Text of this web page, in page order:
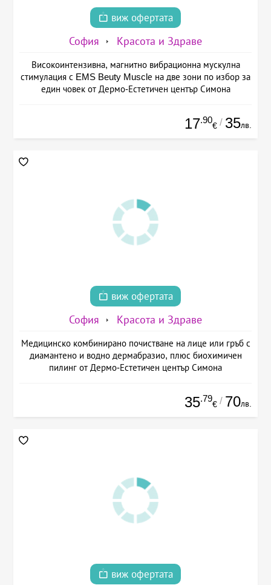
виж офертата
София Красота и Здраве
Високоинтензивна, магнитно вибрационна мускулна
стимулация с EMS Beuty Musclе на две зони по избор за
един човек от Дермо-Естетичен център Симона
17.90
€ / 35лв.
виж офертата
София Красота и Здраве
Медицинско комбинирано почистване на лице или гръб с
диамантено и водно дермабразио, плюс биохимичен
пилинг от Дермо-Естетичен център Симона
35.79
€ / 70лв.
виж офертата